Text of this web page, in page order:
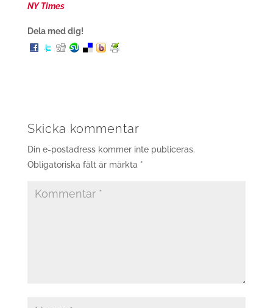
NY Times
Dela med dig!
Skicka kommentar
Din e-postadress kommer inte publiceras.
Obligatoriska fält är märkta *